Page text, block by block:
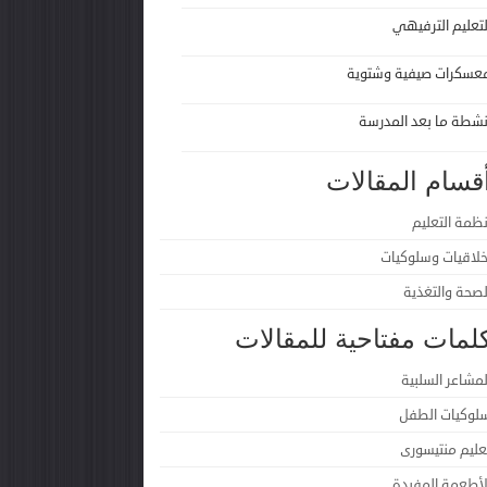
الترفيهي
صيفية وشتوية
ما بعد المدرسة
المقالات
التعليم
وسلوكيات
والتغذية
مفتاحية للمقالات
السلبية
الطفل
منتيسورى